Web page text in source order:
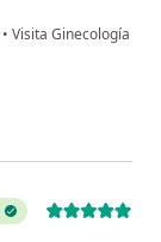
• Visita Ginecología